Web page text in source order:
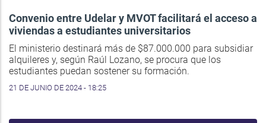
Convenio entre Udelar y MVOT facilitará el acceso a
viviendas a estudiantes universitarios
El ministerio destinará más de $87.000.000 para subsidiar
alquileres y, según Raúl Lozano, se procura que los
estudiantes puedan sostener su formación.
21 DE JUNIO DE 2024 - 18:25